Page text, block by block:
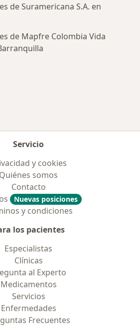
de Suramericana S.A. en
de Mapfre Colombia Vida
Servicio
y cookies
Quiénes somos
Contacto
Nuevas posiciones
y condiciones
los pacientes
Especialistas
Clínicas
al Experto
Medicamentos
Servicios
Enfermedades
Frecuentes